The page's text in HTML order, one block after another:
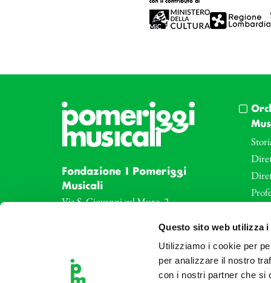
Questo sito web utilizza i
Utilizziamo i cookie per
per analizzare il nostro
con i nostri partner che si
Fondazione I Pomeriggi
Musicali
Via S. Giovanni sul Muro, 2
Tel: +39 02 87905
Le
Art